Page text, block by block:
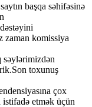
başqa səhifəsinə
zaman komissiya
səylərimizdən
toxunuş
çox
etmək üçün